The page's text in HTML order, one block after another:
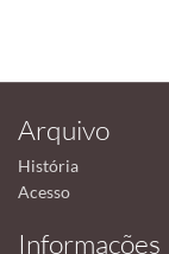
Arquivo
História
Acesso
Informações